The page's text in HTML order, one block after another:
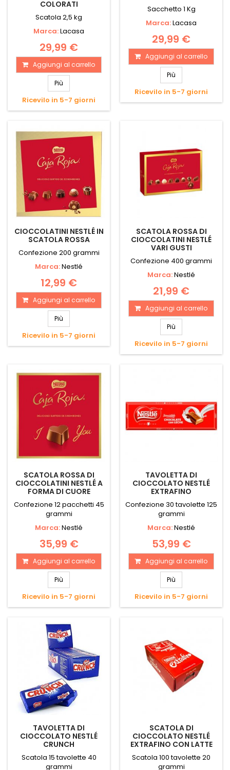
COLORATI
Scatola 2,5 kg
Marca:Lacasa
29,99 €
Aggiungi al carrello
Più
Ricevilo in 5-7 giorni
Sacchetto 1 Kg
Marca:Lacasa
29,99 €
Aggiungi al carrello
Più
Ricevilo in 5-7 giorni
CIOCCOLATINI NESTLÉ IN
SCATOLA ROSSA
Confezione 200 grammi
Marca:Nestlé
12,99 €
Aggiungi al carrello
Più
Ricevilo in 5-7 giorni
SCATOLA ROSSA DI
CIOCCOLATINI NESTLÉ
VARI GUSTI
Confezione 400 grammi
Marca:Nestlé
21,99 €
Aggiungi al carrello
Più
Ricevilo in 5-7 giorni
SCATOLA ROSSA DI
CIOCCOLATINI NESTLÉ A
FORMA DI CUORE
Confezione 12 pacchetti 45
grammi
Marca:Nestlé
35,99 €
Aggiungi al carrello
Più
Ricevilo in 5-7 giorni
TAVOLETTA DI
CIOCCOLATO NESTLÉ
EXTRAFINO
Confezione 30 tavolette 125
grammi
Marca:Nestlé
53,99 €
Aggiungi al carrello
Più
Ricevilo in 5-7 giorni
TAVOLETTA DI
CIOCCOLATO NESTLÉ
CRUNCH
Scatola 15 tavolette 40
grammi
SCATOLA DI
CIOCCOLATO NESTLÉ
EXTRAFINO CON LATTE
Scatola 100 tavolette 20
grammi